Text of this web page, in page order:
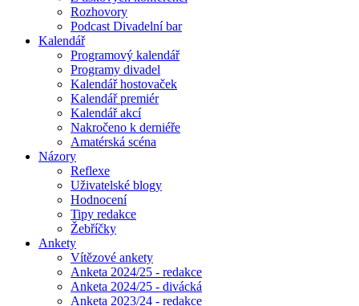
Rozhovory
Podcast Divadelní bar
Kalendář
Programový kalendář
Programy divadel
Kalendář hostovaček
Kalendář premiér
Kalendář akcí
Nakročeno k derniéře
Amatérská scéna
Názory
Reflexe
Uživatelské blogy
Hodnocení
Tipy redakce
Žebříčky
Ankety
Vítězové ankety
Anketa 2024/25 - redakce
Anketa 2024/25 - divácká
Anketa 2023/24 - redakce